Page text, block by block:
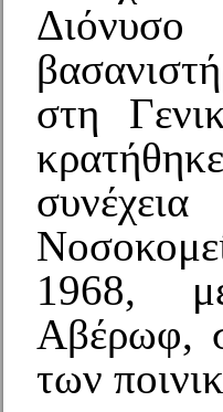
στη
1968,
Αβέρωφ,
των